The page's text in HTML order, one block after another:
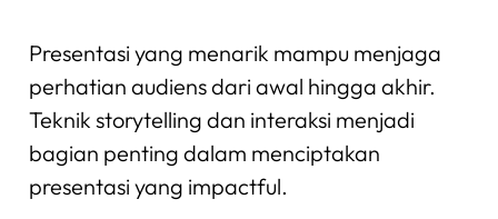
Presentasi yang menarik mampu menjaga
perhatian audiens dari awal hingga akhir.
Teknik storytelling dan interaksi menjadi
bagian penting dalam menciptakan
presentasi yang impactful.